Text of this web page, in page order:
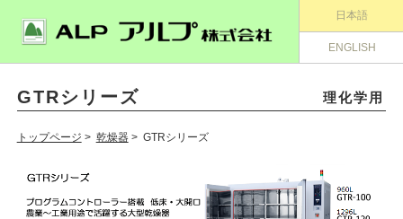
日本語
ENGLISH
GTRシリーズ 理化学用
トップページ > 乾燥器> GTRシリーズ